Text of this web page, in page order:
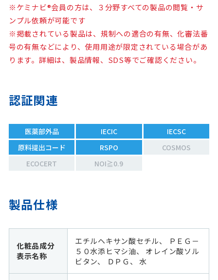
※ケミナビ®会員の方は、３分野すべての製品の閲覧・サ
ンプル依頼が可能です
※掲載されている製品は、規制への適合の有無、化審法番
号の有無などにより、使用用途が限定されている場合があ
ります。詳細は、製品情報、SDS等でご確認ください。
認証関連
医薬部外品 IECIC
IECSC
原料提出コード
RSPO
COSMOS
ECOCERT
NOI≧0.9
製品仕様
化粧品成分
表示名称
エチルヘキサン酸セチル、 ＰＥＧ－
５０水添ヒマシ油、 オレイン酸ソル
ビタン、 ＤＰＧ、 水